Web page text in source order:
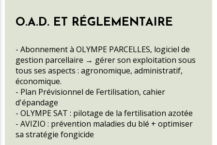
O.A.D. ET RÉGLEMENTAIRE
- Abonnement à OLYMPE PARCELLES, logiciel de
gestion parcellaire → gérer son exploitation sous
tous ses aspects : agronomique, administratif,
économique.
- Plan Prévisionnel de Fertilisation, cahier
d'épandage
- OLYMPE SAT : pilotage de la fertilisation azotée
- AVIZIO : prévention maladies du blé + optimiser
sa stratégie fongicide